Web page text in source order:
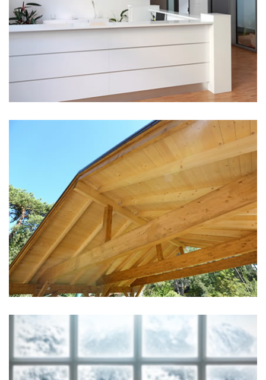
Hier steht eine Headline
Hier steht eine Headline
Kategorie 2